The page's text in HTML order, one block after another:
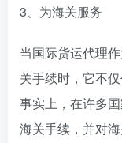
3、为海关服务
当国际货运代理
关手续时，它不
事实上，在许多
海关手续，并对